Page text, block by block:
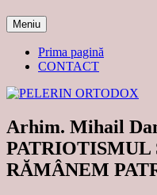
Meniu
Prima pagină
CONTACT
Arhim. Mihail
PATRIOTISMUL
RĂMÂNEM